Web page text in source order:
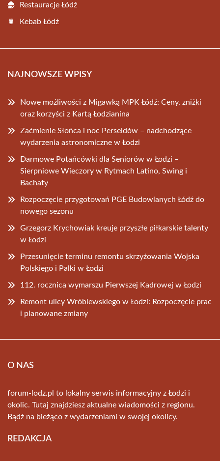
Restauracje Łódź
Kebab Łódź
NAJNOWSZE WPISY
Nowe możliwości z Migawką MPK Łódź: Ceny, zniżki
oraz korzyści z Kartą Łodzianina
Zaćmienie Słońca i noc Perseidów – nadchodzące
wydarzenia astronomiczne w Łodzi
Darmowe Potańcówki dla Seniorów w Łodzi –
Sierpniowe Wieczory w Rytmach Latino, Swing i
Bachaty
Rozpoczęcie przygotowań PGE Budowlanych Łódź do
nowego sezonu
Grzegorz Krychowiak kreuje przyszłe piłkarskie talenty
w Łodzi
Przesunięcie terminu remontu skrzyżowania Wojska
Polskiego i Palki w Łodzi
112. rocznica wymarszu Pierwszej Kadrowej w Łodzi
Remont ulicy Wróblewskiego w Łodzi: Rozpoczęcie prac
i planowane zmiany
O NAS
forum-lodz.pl to lokalny serwis informacyjny z Łodzi i
okolic. Tutaj znajdziesz aktualne wiadomości z regionu.
Bądź na bieżąco z wydarzeniami w swojej okolicy.
REDAKCJA